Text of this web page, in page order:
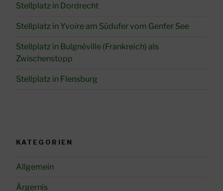
Stellplatz in Dordrecht
Stellplatz in Yvoire am Südufer vom Genfer See
Stellplatz in Bulgnéville (Frankreich) als
Zwischenstopp
Stellplatz in Flensburg
KATEGORIEN
Allgemein
Ärgernis